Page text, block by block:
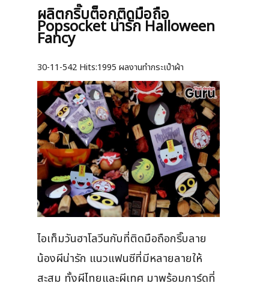
ผลิตกริ๊บต็อกติดมือถือ
Popsocket น่ารัก Halloween
Fancy
30-11-542 Hits:1995 ผลงานทำกระเป๋าผ้า
ไอเท็มวันฮาโลวีนกับที่ติดมือถือกริ๊บลาย
น้องผีน่ารัก แนวแฟนซีที่มีหลายลายให้
สะสม ทั้งผีไทยและผีเทศ มาพร้อมการ์ดที่